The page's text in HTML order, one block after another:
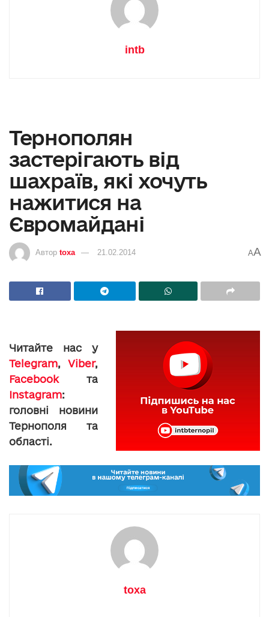
intb
Тернополян
застерігають від
шахраїв, які хочуть
нажитися на
Євромайдані
Автор toxa 21.02.2014 AA
Читайте нас у
Telegram, Viber,
Facebookта
Instagram:
головні новини
Тернополя та
області.
toxa